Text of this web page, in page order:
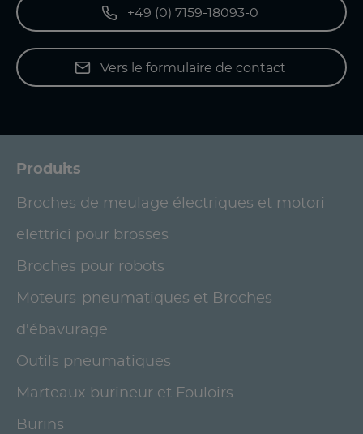
+49 (0) 7159-18093-0
Vers le formulaire de contact
Produits
Broches de meulage électriques et motori
elettrici pour brosses
Broches pour robots
Moteurs-pneumatiques et Broches
d'ébavurage
Outils pneumatiques
Marteaux burineur et Fouloirs
Burins